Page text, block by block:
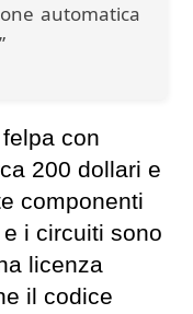
automatica
con
200 dollari e
componenti
i circuiti sono
licenza
il codice